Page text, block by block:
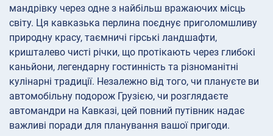
мандрівку через одне з найбільш вражаючих місць
світу. Ця кавказька перлина поєднує приголомшливу
природну красу, таємничі гірські ландшафти,
кришталево чисті річки, що протікають через глибокі
каньйони, легендарну гостинність та різноманітні
кулінарні традиції. Незалежно від того, чи плануєте ви
автомобільну подорож Грузією, чи розглядаєте
автомандри на Кавказі, цей повний путівник надає
важливі поради для планування вашої пригоди.